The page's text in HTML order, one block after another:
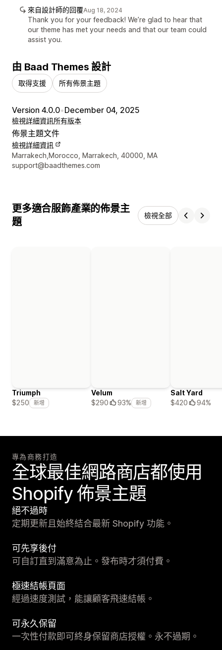
來自設計師的回覆Aug 18, 2024
Thank you for your feedback! We’re glad to hear that
our theme has met your needs and that our team could
assist you.
由 Baad Themes 設計
取得支援 所有佈景主題
Version 4.0.0•December 04, 2025
檢視詳細資訊所有版本
佈景主題文件
檢視詳細資訊
設計者聯絡詳細資訊
Marrakech,Morocco, Marrakech, 40000, MA
support@baadthemes.com
更多適合服飾產業的佈景主
題
檢視全部
Triumph
$250
新增
Velum
$290
93% 新增
Salt Yard
$420
94%
專為商務打造
全球最佳網路商店都使用
Shopify 佈景主題
絕不過時
定期更新且始終結合最新 Shopify 功能。
可先享後付
可自訂直到滿意為止。發布時才須付費。
極速結帳頁面
經過速度測試，能讓顧客飛速結帳。
可永久保留
一次性付款即可終身保留商店授權。永不過期。